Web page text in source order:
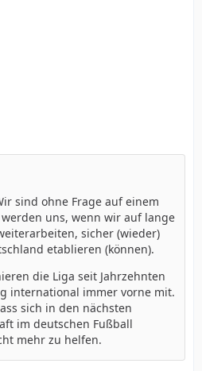
sind ohne Frage auf einem
uns, wenn wir auf lange
sicher (wieder)
etablieren (können).
die Liga seit Jahrzehnten
international immer vorne mit.
sich in den nächsten
im deutschen Fußball
mehr zu helfen.